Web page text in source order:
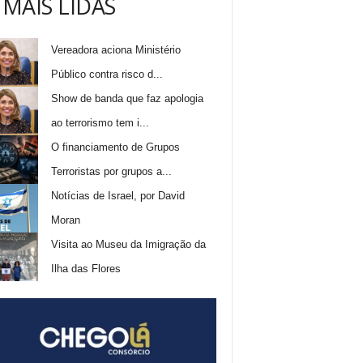
LIDAS
Vereadora aciona Ministério
Público contra risco d...
Show de banda que faz apologia
ao terrorismo tem i...
O financiamento de Grupos
Terroristas por grupos a...
Notícias de Israel, por David
Moran
Visita ao Museu da Imigração da
Ilha das Flores